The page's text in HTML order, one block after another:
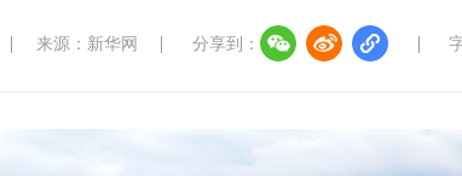
来源：新华网 分享到：